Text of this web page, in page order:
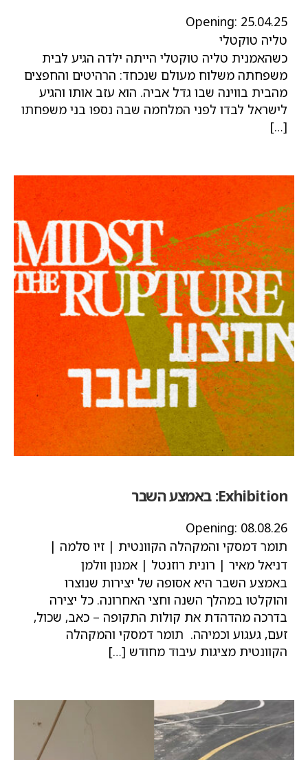
Opening: 25.04.25
טליה טוקטלי
כשהאמנית טליה טוקטלי הייתה ילדה הגיע לבית
משפחתה משלוח מעולם שנכחד: הרהיטים והחפצים
מהבית בווינה שבו גדל אביה. הוא עזב אותו והגיע
לישראל לבדו לפני המלחמה שבה נספו בני משפחתו
[…]
Exhibition: באמצע השבר
Opening: 08.08.26
תומר דמסקי והמקהלה הקוונטית | זיו סלמה |
דניאל מאיר | רונית רוזנטל | אמנון וולמן
באמצע השבר היא אסופה של יצירות שנוצרו
והוקלטו במהלך השנה וחצי האחרונה. כל יצירה
בדרכה מהדהדת את קולות התקופה – כאב, שכול,
זעם, געגוע וכמיהה. תומר דמסקי והמקהלה
הקוונטית מציגות עיבוד מחודש […]